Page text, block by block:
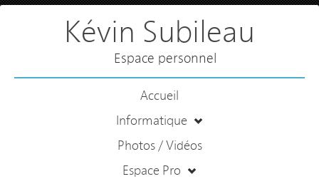
Kévin Subileau
Espace personnel
Accueil
Informatique
Photos / Vidéos
Espace Pro